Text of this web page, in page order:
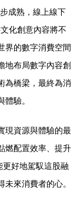
成熟，線上線下
化創意內容將不
界的數字消費空間
地布局數字內容創
為橋梁，最終為消
驗。
現資源與體驗的最
燃配置效率、提升
更好地駕馭這股融
來消費者的心。